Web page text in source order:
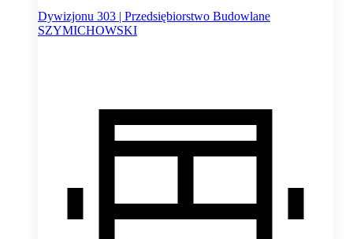
Dywizjonu 303 | Przedsiębiorstwo Budowlane
SZYMICHOWSKI